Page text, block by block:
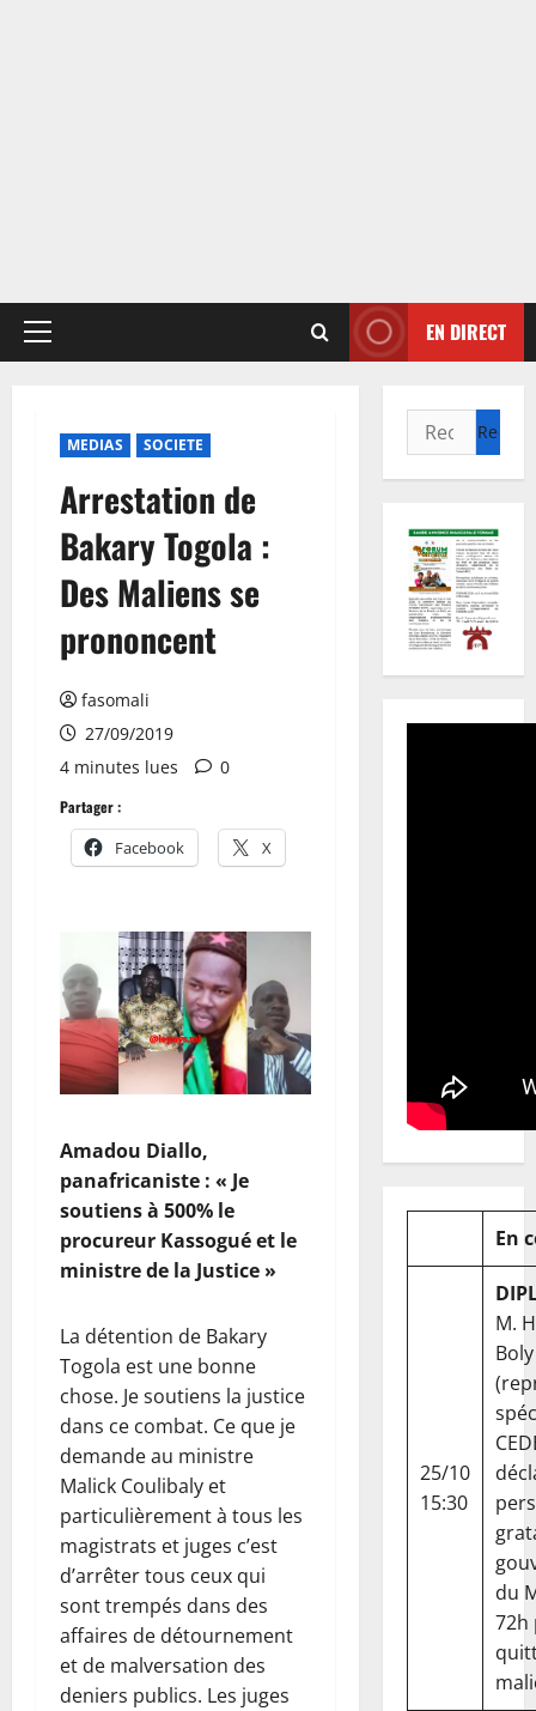
Menu
EN DIRECT
MEDIAS SOCIETE
Arrestation de
Bakary Togola :
Des Maliens se
prononcent
fasomali
27/09/2019
4 minutes lues
0
Partager :
Facebook X
Amadou Diallo,
panafricaniste : « Je
soutiens à 500% le
procureur Kassogué et le
ministre de la Justice »
La détention de Bakary
Togola est une bonne
chose. Je soutiens la justice
dans ce combat. Ce que je
demande au ministre
Malick Coulibaly et
particulièrement à tous les
magistrats et juges c’est
d’arrêter tous ceux qui
sont trempés dans des
affaires de détournement
et de malversation des
deniers publics. Les juges
Rechercher :
En
25/10
15:30
M.
Boly
du
72h